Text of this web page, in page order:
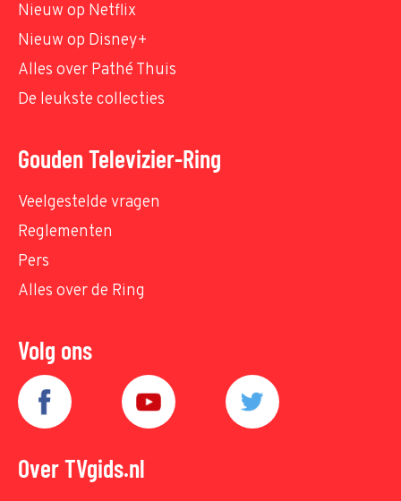
Nieuw op Netflix
Nieuw op Disney+
Alles over Pathé Thuis
De leukste collecties
Gouden Televizier-Ring
Veelgestelde vragen
Reglementen
Pers
Alles over de Ring
Volg ons
Over TVgids.nl